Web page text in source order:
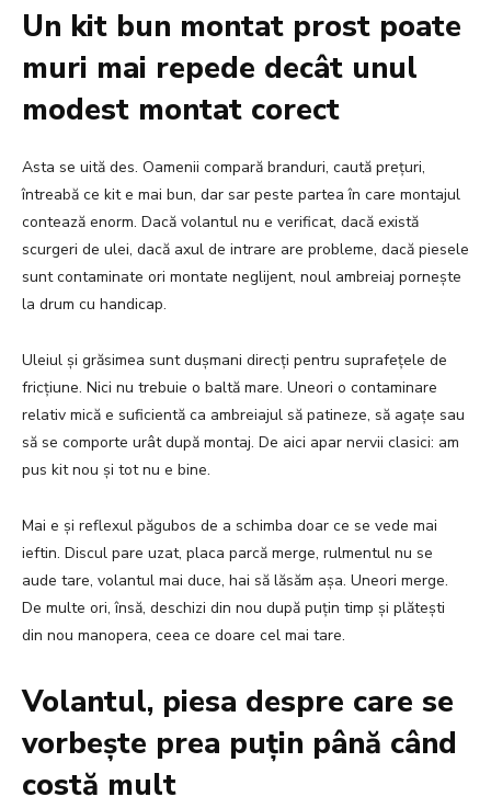
Un kit bun montat prost poate
muri mai repede decât unul
modest montat corect
Asta se uită des. Oamenii compară branduri, caută prețuri,
întreabă ce kit e mai bun, dar sar peste partea în care montajul
contează enorm. Dacă volantul nu e verificat, dacă există
scurgeri de ulei, dacă axul de intrare are probleme, dacă piesele
sunt contaminate ori montate neglijent, noul ambreiaj pornește
la drum cu handicap.
Uleiul și grăsimea sunt dușmani direcți pentru suprafețele de
fricțiune. Nici nu trebuie o baltă mare. Uneori o contaminare
relativ mică e suficientă ca ambreiajul să patineze, să agațe sau
să se comporte urât după montaj. De aici apar nervii clasici: am
pus kit nou și tot nu e bine.
Mai e și reflexul păgubos de a schimba doar ce se vede mai
ieftin. Discul pare uzat, placa parcă merge, rulmentul nu se
aude tare, volantul mai duce, hai să lăsăm așa. Uneori merge.
De multe ori, însă, deschizi din nou după puțin timp și plătești
din nou manopera, ceea ce doare cel mai tare.
Volantul, piesa despre care se
vorbește prea puțin până când
costă mult